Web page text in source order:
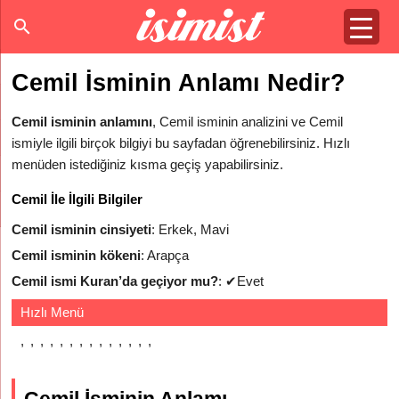
Cemil İsminin Anlamı Nedir?
Cemil isminin anlamını, Cemil isminin analizini ve Cemil
ismiyle ilgili birçok bilgiyi bu sayfadan öğrenebilirsiniz. Hızlı
menüden istediğiniz kısma geçiş yapabilirsiniz.
Cemil İle İlgili Bilgiler
Cemil isminin cinsiyeti: Erkek, Mavi
Cemil isminin kökeni: Arapça
Cemil ismi Kuran’da geçiyor mu?: ✔Evet
Hızlı Menü